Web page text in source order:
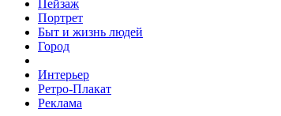
Пейзаж
Портрет
Быт и жизнь людей
Город
Интерьер
Ретро-Плакат
Реклама